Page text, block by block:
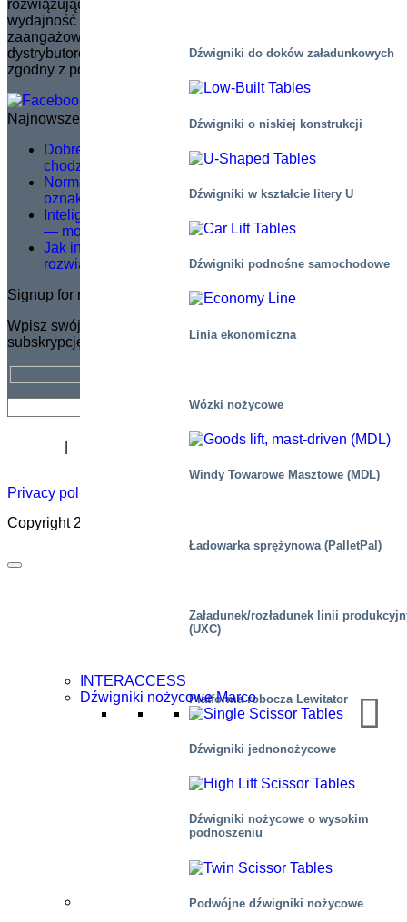
Dźwigniki do doków załadunkowych
Dźwigniki o niskiej konstrukcji
Dźwigniki w kształcie litery U
Dźwigniki podnośne samochodowe
Linia ekonomiczna
Wózki nożycowe
Windy Towarowe Masztowe (MDL)
Ładowarka sprężynowa (PalletPal)
Załadunek/rozładunek linii
(UXC)
Platforma robocza Lewitator
Akcesoria
rozwiązujących problemy, które zwiększają bezpieczeństwo i
wydajność w szerokim zakresie zastosowań. Marka jest
zaangażowana w zarządzanie i szkolenie sieci
dystrybutorów, zapewniając, że rozwój produktów jest
zgodny z potrzebami rynku.
Najnowsze wiadomości
Dobre szkolenie serwisowe nie polega na teorii –
chodzi o to, co dzieje się w terenie
Norma EN 1570-1:2024 staje się obowiązkowa dla
oznakowania CE – co należy wiedzieć
Inteligentniejsze podnoszenie, bezpieczniejsza praca
— modernizacja logistyki w Dagab
Jak inteligentne platformy kompletacji zamówień
rozwiązują kluczowe wyzwania intralogistyczne?
Signup for newsletter
Wpisz swój adres e-mail, aby otrzymać BEZPŁATNĄ
subskrypcję biuletynu Marco.
Certyfikat Dystrybutorzy
Akademia
Privacy policy
Copyright 2026 ©
INTERACCESS
Dźwigniki nożycowe Marco
Dźwigniki jednonożycowe
Dźwigniki nożycowe o wysokim
podnoszeniu
Podwójne dźwigniki nożycowe